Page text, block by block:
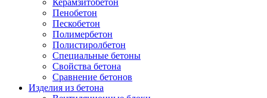
Керамзитобетон
Пенобетон
Пескобетон
Полимербетон
Полистиролбетон
Специальные бетоны
Свойства бетона
Сравнение бетонов
Изделия из бетона